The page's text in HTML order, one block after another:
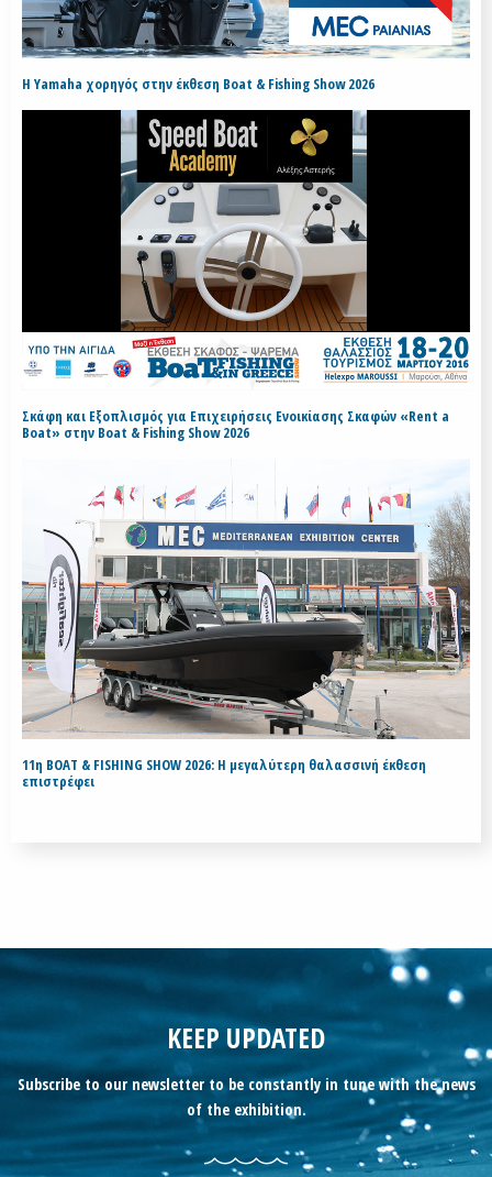
H Yamaha χορηγός στην έκθεση Boat & Fishing Show 2026
Σκάφη και Εξοπλισμός για Επιχειρήσεις Ενοικίασης Σκαφών «Rent a
Boat» στην Boat & Fishing Show 2026
11η BOAT & FISHING SHOW 2026: Η μεγαλύτερη θαλασσινή έκθεση
επιστρέφει
KEEP UPDATED
Subscribe to our newsletter to be constantly in tune with the news
of the exhibition.